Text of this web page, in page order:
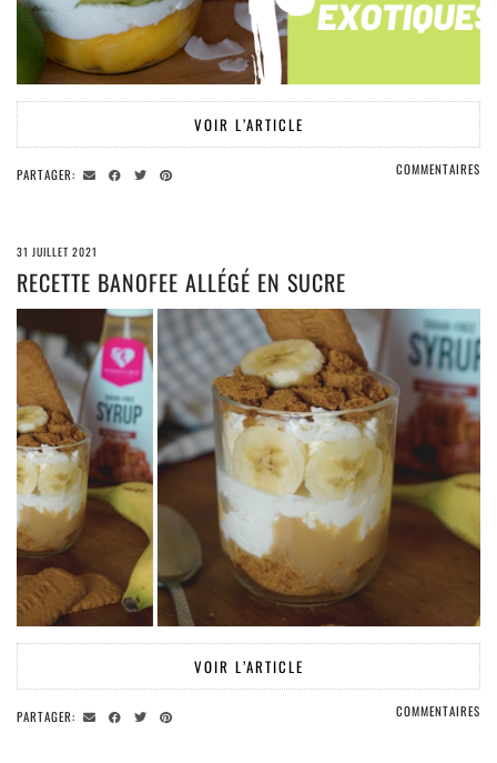
VOIR L’ARTICLE
PARTAGER: COMMENTAIRES
31 JUILLET 2021
RECETTE BANOFEE ALLÉGÉ EN SUCRE
VOIR L’ARTICLE
PARTAGER: COMMENTAIRES